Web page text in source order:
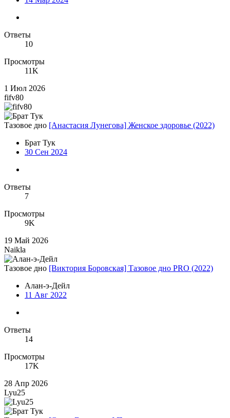
Ответы
10
Просмотры
11K
1 Июл 2026
fifv80
Тазовое дно [Анастасия Лунегова] Женское здоровье (2022)
Брат Тук
30 Сен 2024
Ответы
7
Просмотры
9K
19 Май 2026
Naikla
Тазовое дно [Виктория Боровская] Тазовое дно PRO (2022)
Алан-э-Дейл
11 Авг 2022
Ответы
14
Просмотры
17K
28 Апр 2026
Lyu25